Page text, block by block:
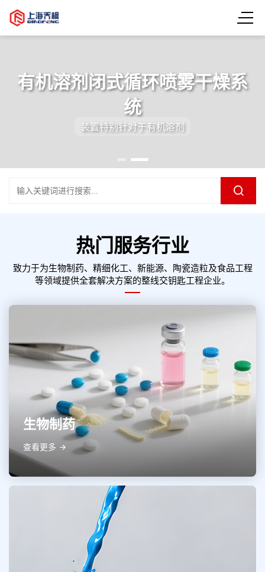
有机溶剂闭式循环喷雾干燥系
统
装置特别针对于有机溶剂
热门服务行业
致力于为生物制药、精细化工、新能源、陶瓷造粒及食品工程
等领域提供全套解决方案的整线交钥匙工程企业。
生物制药
查看更多